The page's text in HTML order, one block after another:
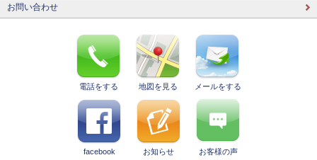
お問い合わせ
電話をする 地図を見る メールをする
facebook お知らせ お客様の声